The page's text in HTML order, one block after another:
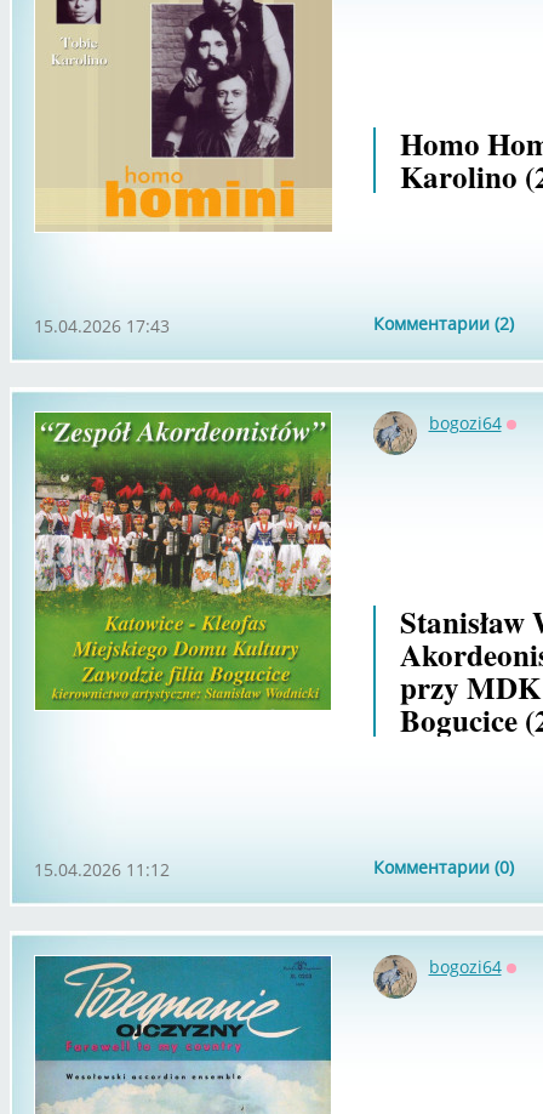
Homo
Karolino
Комментарии (2)
15.04.2026 17:43
bogozi64
Stanisław
przy
Bogucice
Комментарии (0)
15.04.2026 11:12
bogozi64